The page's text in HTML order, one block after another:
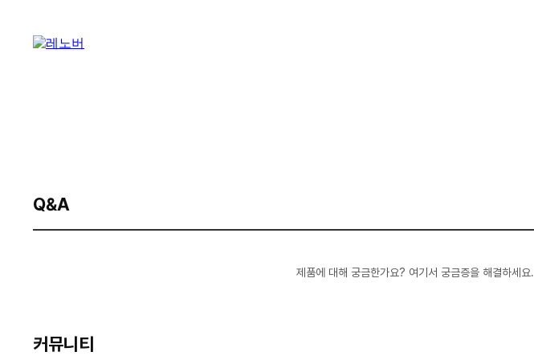
Q&A
제품에 대해 궁금한가요? 여기서 궁금증을 해결하세요.
커뮤니티